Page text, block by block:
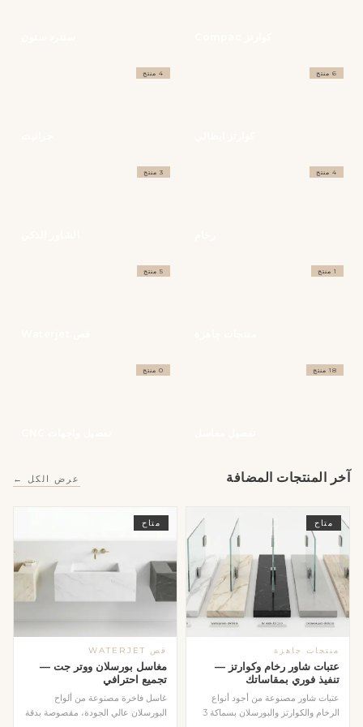
6 منتج 4 منتج
4 منتج 3 منتج
1 منتج 5 منتج
18 منتج 0 منتج
آخر المنتجات المضافة عرض الكل ←
متاح
منتجات جاهزة
عتبات شاور رخام وكوارتز —
تنفيذ فوري بمقاساتك
عتبات شاور مصنوعة من أجود أنواع
الرخام والكوارتز والبورسلان بسماكة 3
متاح
قص WATERJET
مغاسل بورسلان ووتر جت —
تجميع احترافي
غاسل فاخرة مصنوعة من ألواح
البورسلان عالي الجودة، مقصوصة بدقة